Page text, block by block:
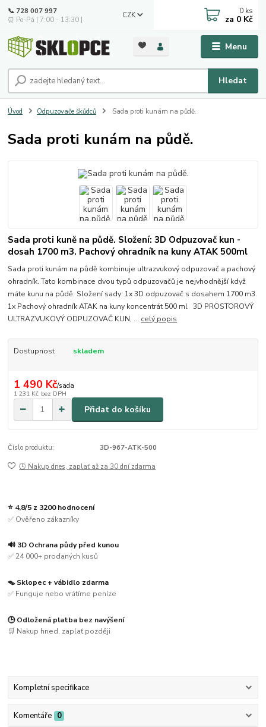
Menu
CZK
Hledat
📞 728 007 997
⏰ Po-Pá | 7:00 - 13:30 |
0 ks
za 0 Kč
Úvod Odpuzovače škůdců Sada proti kunám na půdě.
Sada proti kunám na půdě.
Sada proti kuně na půdě. Složení: 3D Odpuzovač kun -
dosah 1700 m3. Pachový ohradník na kuny ATAK 500ml
Sada proti kunám na půdě kombinuje ultrazvukový odpuzovač a pachový
ohradník. Tato kombinace dvou typů odpuzovačů je nejvhodnější když
máte kunu na půdě. Složení sady: 1x 3D odpuzovač s dosahem 1700 m3.
1x Pachový ohradník ATAK na kuny koncentrát 500 ml 3D PROSTOROVÝ
ULTRAZVUKOVÝ ODPUZOVAČ KUN, ... celý popis
Dostupnost skladem
1 490 Kč/sada
1 231 Kč bez DPH
Přidat do košíku
Číslo produktu: 3D-967-ATK-500
🕒 Nakup dnes, zaplať až za 30 dní zdarma
⭐ 4,8/5 z 3200 hodnocení
✅ Ověřeno zákazníky
🔊 3D Ochrana půdy před kunou
✅ 24 000+ prodaných kusů
🪤 Sklopec + vábidlo zdarma
✅ Funguje nebo vrátíme peníze
🕒 Odložená platba bez navýšení
🛒 Nakup hned, zaplať později
Kompletní specifikace
Komentáře 0